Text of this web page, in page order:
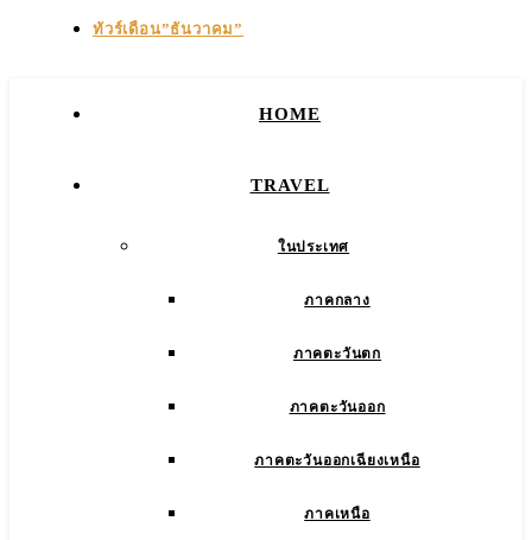
ทัวร์เดือน”ธันวาคม”
HOME
TRAVEL
ในประเทศ
ภาคกลาง
ภาคตะวันตก
ภาคตะวันออก
ภาคตะวันออกเฉียงเหนือ
ภาคเหนือ